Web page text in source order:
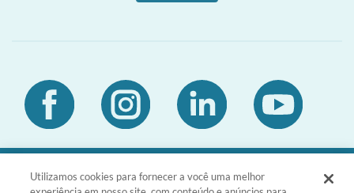
DIA Brasil Sociedade LTDA | CNPJ
Utilizamos cookies para fornecer a você uma melhor